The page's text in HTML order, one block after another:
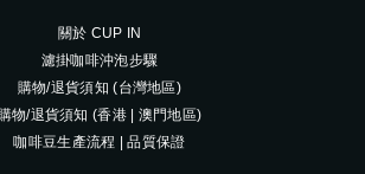
關於 CUP IN
濾掛咖啡沖泡步驟
購物/退貨須知 (台灣地區)
物/退貨須知 (香港 | 澳門地區)
咖啡豆生產流程 | 品質保證